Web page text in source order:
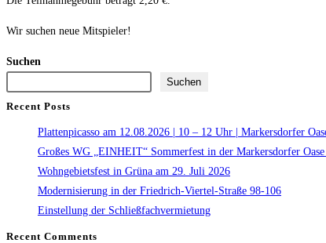
Wir suchen neue Mitspieler!
Suchen
Suchen
Recent Posts
Plattenpicasso am 12.08.2026 | 10 – 12 Uhr | Markersdorfer
Großes WG „EINHEIT“ Sommerfest in der Markersdorfer
Wohngebietsfest in Grüna am 29. Juli 2026
Modernisierung in der Friedrich-Viertel-Straße 98-106
Einstellung der Schließfachvermietung
Recent Comments